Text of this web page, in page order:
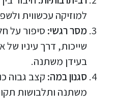
למוזיקה עכשווית
מסר רגשי: סיפור על
שייכות, דרך עיניו
בעידן משתנה.
סגנון במה: קצב גבוה
משתנה ותלבושות